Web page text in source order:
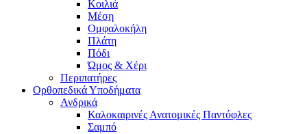
Κοιλιά
Μέση
Ομφαλοκήλη
Πλάτη
Πόδι
Ώμος & Χέρι
Περιπατήρες
Ορθοπεδικά Υποδήματα
Ανδρικά
Καλοκαιρινές Ανατομικές Παντόφλες
Σαμπό